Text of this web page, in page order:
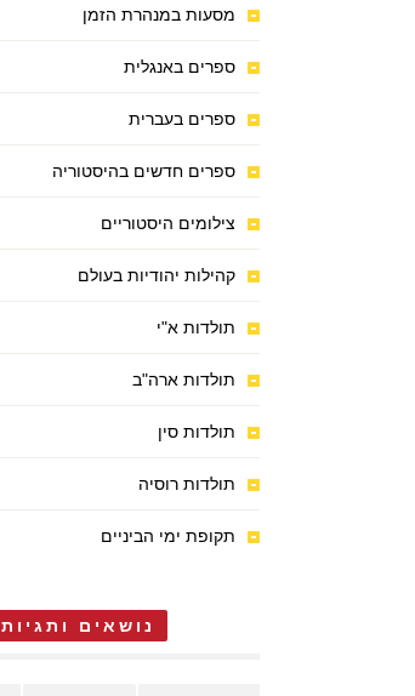
מסעות במנהרת הזמן
ספרים באנגלית
ספרים בעברית
ספרים חדשים בהיסטוריה
צילומים היסטוריים
קהילות יהודיות בעולם
תולדות א"י
תולדות ארה"ב
תולדות סין
תולדות רוסיה
תקופת ימי הביניים
נושאים ותגיות